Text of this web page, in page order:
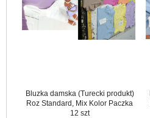
Bluzka damska (Turecki produkt)
Roz Standard, Mix Kolor Paczka
12 szt